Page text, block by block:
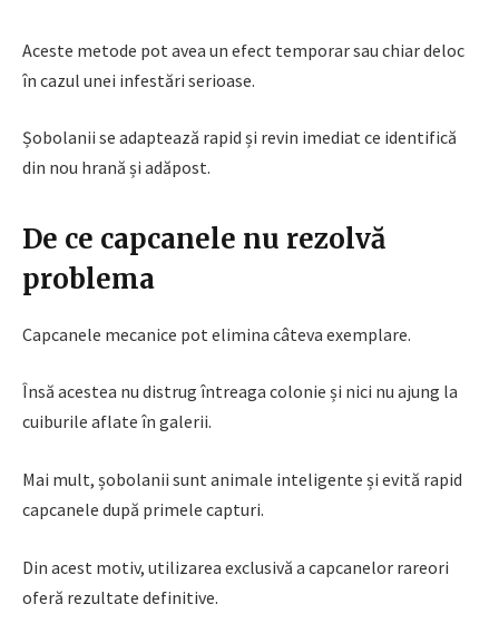
Aceste metode pot avea un efect temporar sau chiar deloc
în cazul unei infestări serioase.
Șobolanii se adaptează rapid și revin imediat ce identifică
din nou hrană și adăpost.
De ce capcanele nu rezolvă
problema
Capcanele mecanice pot elimina câteva exemplare.
Însă acestea nu distrug întreaga colonie și nici nu ajung la
cuiburile aflate în galerii.
Mai mult, șobolanii sunt animale inteligente și evită rapid
capcanele după primele capturi.
Din acest motiv, utilizarea exclusivă a capcanelor rareori
oferă rezultate definitive.